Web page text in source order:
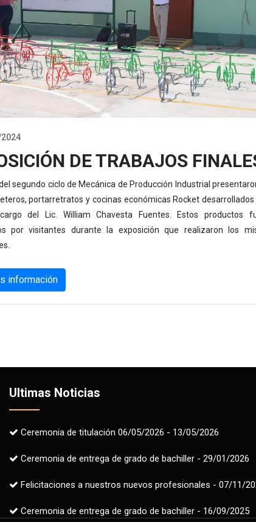
DE TRABAJOS
segundo ciclo de Mecánica de Producción Industrial
portarretratos y cocinas económicas Rocket desarrollados
del Lic. William Chavesta Fuentes. Estos productos
por visitantes durante la exposición que realizaron los
información
Ultimas Noticias
Ceremonia de titulación 06/05/2026 - 13/05/2026
Ceremonia de entrega de grado de bachiller - 29/01/2026
Felicitaciones a nuestros nuevos profesionales - 07/11/
Ceremonia de entrega de grado de bachiller - 16/09/2025